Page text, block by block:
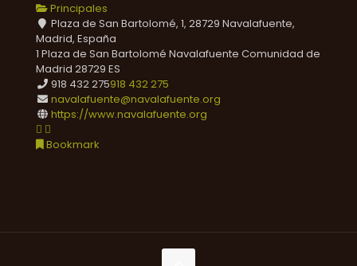
Principales
Plaza de San Bartolomé, 1, 28729 Navalafuente,
Madrid, España
1 Plaza de San Bartolomé Navalafuente Comunidad de
Madrid 28729 ES
918 432 275918 432 275
navalafuente@navalafuente.org
https://www.navalafuente.org
Bookmark